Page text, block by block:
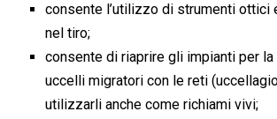
consente l’utilizzo di strumenti ottici
nel tiro;
consente di riaprire gli impianti per
uccelli migratori con le reti
utilizzarli anche come richiami vivi;